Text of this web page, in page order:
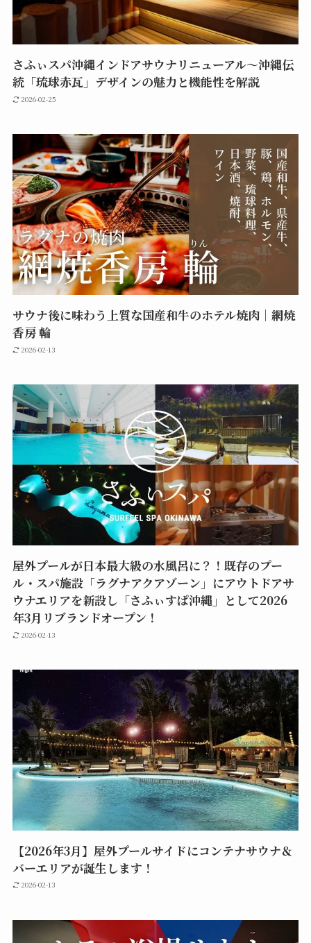
さふぃスパ沖縄インドアサウナリニューアル〜沖縄伝
統「琉球赤瓦」デザインの魅力と機能性を解説
2026-02-25
サウナ後に味わう上質な国産和牛のホテル焼肉｜網焼
香房 輪
2026-02-13
屋外プールが日本最大級の水風呂に？！既存のプー
ル・スパ施設「ラグナアクアゾーン」にアウトドアサ
ウナエリアを新設し「さふぃすぱ沖縄」として2026
年3月リブランドオープン！
2026-02-13
【2026年3月】屋外プールサイドにコンテナサウナ＆
バーエリアが誕生します！
2026-02-13